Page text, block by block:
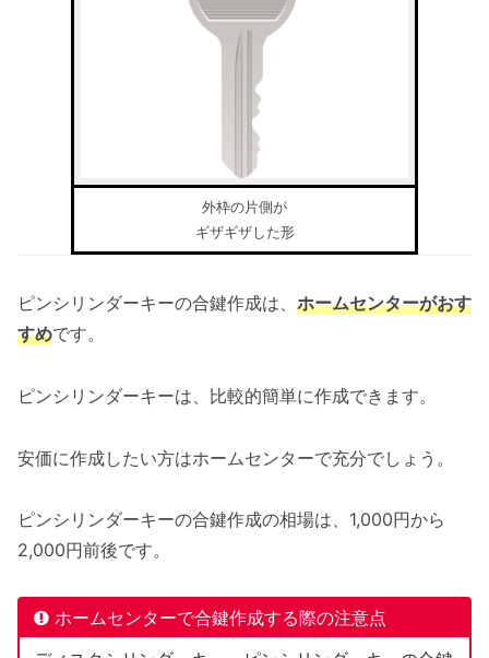
外枠の片側が
ギザギザした形
ピンシリンダーキーの合鍵作成は、 ホームセンターがおす
すめです。
ピンシリンダーキーは、比較的簡単に作成できます。
安価に作成したい方はホームセンターで充分でしょう。
ピンシリンダーキーの合鍵作成の相場は、1,000円から
2,000円前後です。
ホームセンターで合鍵作成する際の注意点